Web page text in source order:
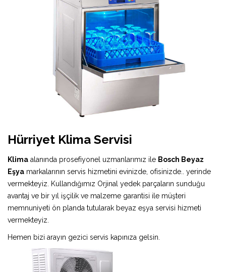
Hürriyet Klima Servisi
Klima alanında prosefiyonel uzmanlarımız ile Bosch Beyaz
Eşya markalarının servis hizmetini evinizde, ofisinizde.. yerinde
vermekteyiz. Kullandığımız Orjinal yedek parçaların sunduğu
avantaj ve bir yıl işçilik ve malzeme garantisi ile müşteri
memnuniyeti ön planda tutularak beyaz eşya servisi hizmeti
vermekteyiz.
Hemen bizi arayın gezici servis kapınıza gelsin.